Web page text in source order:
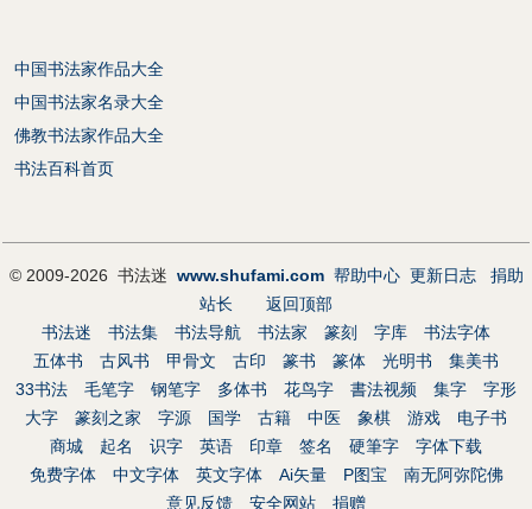
中国书法家作品大全
中国书法家名录大全
佛教书法家作品大全
书法百科首页
© 2009-2026 书法迷 www.shufami.com 帮助中心 更新日志
捐助
站长
返回顶部
书法迷
书法集 书法导航 书法家 篆刻 字库
书法字体
五体书
古风书 甲骨文 古印 篆书 篆体 光明书
集美书
33书法
毛笔字 钢笔字 多体书 花鸟字 書法视频 集字
字形
大字
篆刻之家 字源 国学 古籍 中医 象棋 游戏
电子书
商城
起名 识字 英语 印章 签名 硬筆字
字体下载
免费字体
中文字体 英文字体 Ai矢量 P图宝
南无阿弥陀佛
意见反馈
安全网站 捐赠